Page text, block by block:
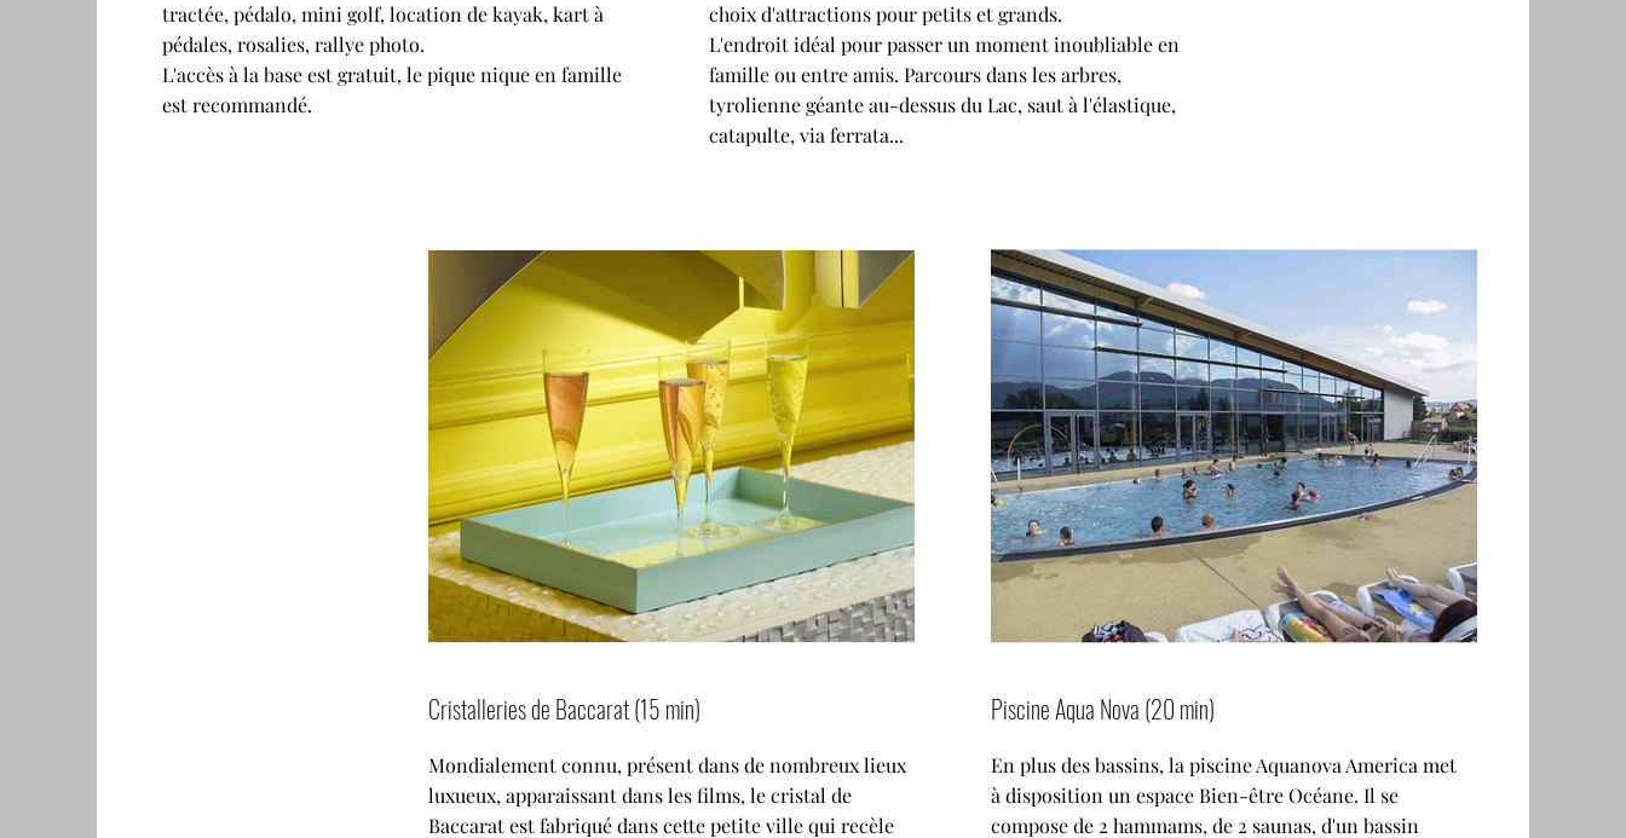
tractée, pédalo, mini golf, location de kayak, kart à
pédales, rosalies, rallye photo.
L'accès à la base est gratuit, le pique nique en famille
est recommandé.
choix d'attractions pour petits et grands.
L'endroit idéal pour passer un moment inoubliable en
famille ou entre amis. Parcours dans les arbres,
tyrolienne géante au-dessus du Lac, saut à l'élastique,
catapulte, via ferrata...
Cristalleries de Baccarat (15 min)
Mondialement connu, présent dans de nombreux lieux
luxueux, apparaissant dans les films, le cristal de
Baccarat est fabriqué dans cette petite ville qui recèle
Piscine Aqua Nova (20 min)
En plus des bassins, la piscine Aquanova America met
à disposition un espace Bien-être Océane. Il se
compose de 2 hammams, de 2 saunas, d'un bassin